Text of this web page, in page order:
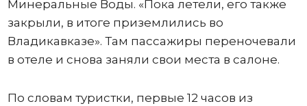
Минеральные Воды. «Пока летели, его также
закрыли, в итоге приземлились во
Владикавказе». Там пассажиры переночевали
в отеле и снова заняли свои места в салоне.
По словам туристки, первые 12 часов из